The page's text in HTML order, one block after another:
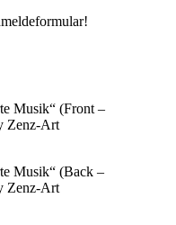
Musik“ (Front –
Zenz-Art
Musik“ (Back –
Zenz-Art